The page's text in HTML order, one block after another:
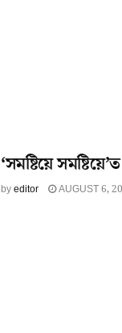
‘সমষ্টিয়ে
byeditor AUGUST 6,